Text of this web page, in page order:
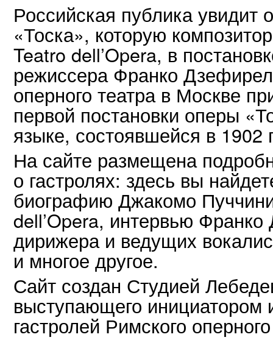
Российская публика
«Тоска», которую
Teatro dell’Opera, в
режиссера Франко
оперного театра в Москве
первой постановки оперы
языке, состоявшейся в 1902
На сайте размещена
о гастролях: здесь вы
биографию Джакомо
dell’Opera, интервью
дирижера и ведущих
и многое другое.
Сайт создан Студией
выступающего инициатором
гастролей Римского